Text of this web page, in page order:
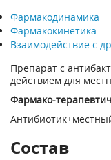
Фармакодинамика
Фармакокинетика
Взаимодействие с
Препарат с
действием для
Фармако-
Состав